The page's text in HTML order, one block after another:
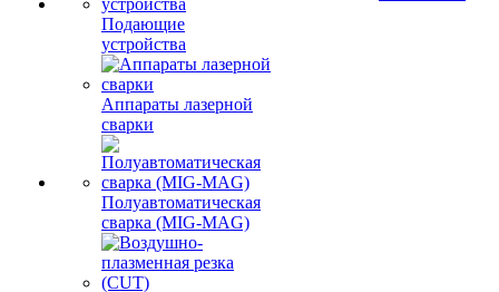
Подающие
устройства
Аппараты лазерной
сварки
Полуавтоматическая
сварка (MIG-MAG)